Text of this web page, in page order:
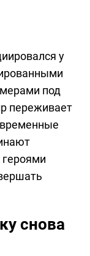
у
под
переживает
снова